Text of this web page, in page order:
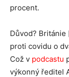
procent.
Důvod?
proti covidu o
Což v podcastu
výkonný ředitel